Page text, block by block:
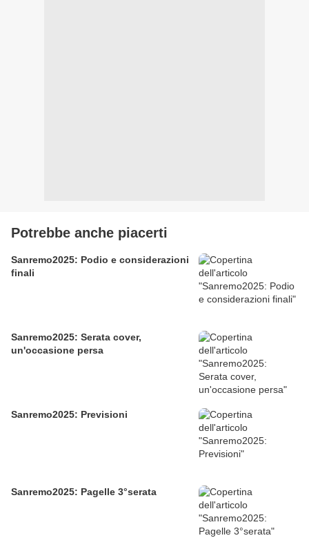
Potrebbe anche piacerti
Sanremo2025: Podio e considerazioni
finali
Sanremo2025: Serata cover,
un'occasione persa
Sanremo2025: Previsioni
Sanremo2025: Pagelle 3°serata